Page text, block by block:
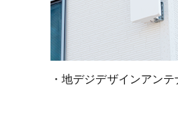
・地デジデザインアン